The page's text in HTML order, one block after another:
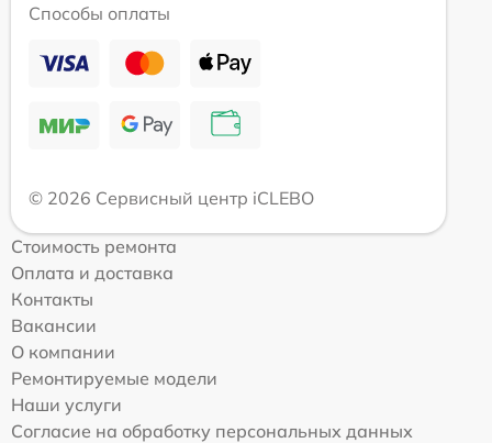
Способы оплаты
© 2026 Сервисный центр iCLEBO
Стоимость ремонта
Оплата и доставка
Контакты
Вакансии
О компании
Ремонтируемые модели
Наши услуги
Согласие на обработку персональных данных